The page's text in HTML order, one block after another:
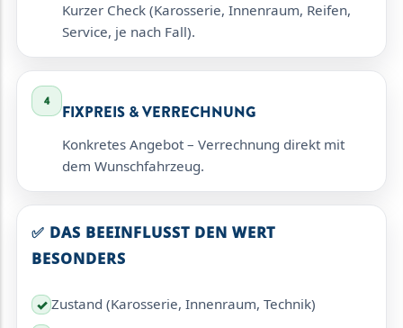
Kurzer Check (Karosserie, Innenraum, Reifen,
Service, je nach Fall).
4
FIXPREIS & VERRECHNUNG
Konkretes Angebot – Verrechnung direkt mit
dem Wunschfahrzeug.
✅ DAS BEEINFLUSST DEN WERT
BESONDERS
✓ Zustand (Karosserie, Innenraum, Technik)